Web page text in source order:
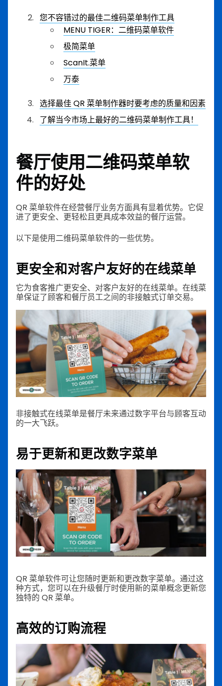
您不容错过的最佳二维码菜单制作工具
MENU TIGER：二维码菜单软件
极简菜单
ScanIt.菜单
万泰
选择最佳 QR 菜单制作器时要考虑的质量和因素
了解当今市场上最好的二维码菜单制作工具！
餐厅使用二维码菜单软
件的好处
QR 菜单软件在经营餐厅业务方面具有显着优势。它促
进了更安全、更轻松且更具成本效益的餐厅运营。
以下是使用二维码菜单软件的一些优势。
更安全和对客户友好的在线菜单
它为食客推广更安全、对客户友好的在线菜单。在线菜
单保证了顾客和餐厅员工之间的非接触式订单交易。
非接触式在线菜单是餐厅未来通过数字平台与顾客互动
的一大飞跃。
易于更新和更改数字菜单
QR 菜单软件可让您随时更新和更改数字菜单。通过这
种方式，您可以在升级餐厅时使用新的菜单概念更新您
独特的 QR 菜单。
高效的订购流程